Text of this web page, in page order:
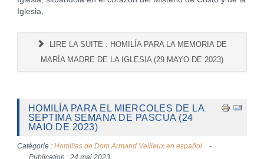
Iglesia,
LIRE LA SUITE : HOMILÍA PARA LA MEMORIA DE
MARÍA MADRE DE LA IGLESIA (29 MAYO DE 2023)
HOMILÍA PARA EL MIERCOLES DE LA
SEPTIMA SEMANA DE PASCUA (24
MAIO DE 2023)
Catégorie : Homilías de Dom Armand Veilleux en español.
Publication : 24 mai 2023